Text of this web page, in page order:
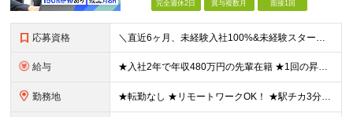
完全週休2日 賞与複数月 面接1回
応募資格 ＼直近6ヶ月、未経験入社100%&未経験スタート95%／ ★未経験歓迎！ITに興味のある方大歓迎◎ ◆経験・学歴不問 ◆32歳以下の方（若年層のキャリア形成を図るため） ≪こんな方に向いています≫
給与 ★入社2年で年収480万円の先輩在籍 ★1回の昇給で3～5万円UPした実績あり ★初年度想定年収250～600万円 月給20万5000円～50万円＋決算賞与＋各種手当 ※みなし残業代はございません
勤務地 ★転勤なし ★リモートワークOK！ ★駅チカ3分のオフィス勤務 大阪本社、大阪府内などの各プロジェクト先の いずれかにて勤務していただきます。 ※ご自宅からの居住地を考慮して、配属先を決定いたします